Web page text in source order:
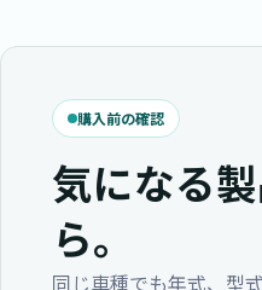
購入前の確認
気になる
ら。
同じ車種でも年式、型